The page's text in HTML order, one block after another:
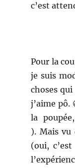
c’est
Pour la
je suis
choses
j’aime pô.
la
). Mais vu
(oui,